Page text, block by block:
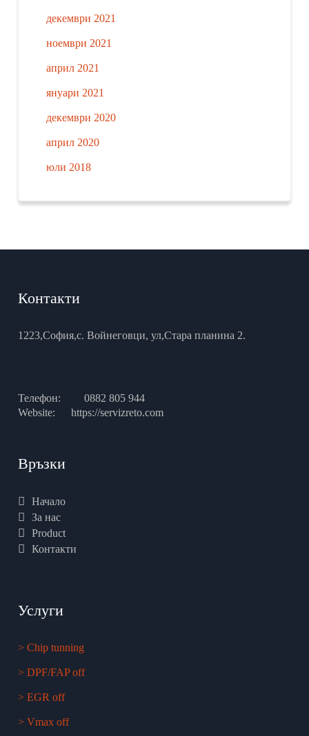
декември 2021
ноември 2021
април 2021
януари 2021
декември 2020
април 2020
юли 2018
Контакти
1223,София,с. Войнеговци, ул,Стара планина 2.
Телефон:
0882 805 944
Website:
https://servizreto.com
Връзки
Начало
За нас
Product
Контакти
Услуги
> Chip tunning
> DPF/FAP off
> EGR off
> Vmax off